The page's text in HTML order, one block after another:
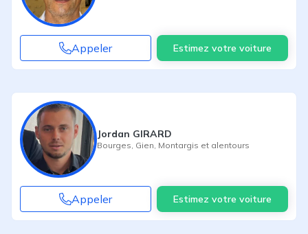
Appeler Estimez votre voiture
Jordan GIRARD
Bourges Gien Montargis et alentours
Appeler Estimez votre voiture